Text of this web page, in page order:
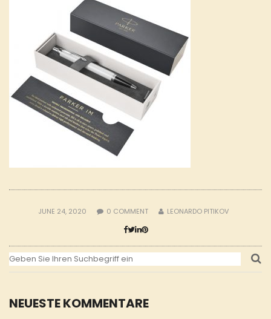
NEUESTE KOMMENTARE
JUNE 24, 2020 0 COMMENT LEONARDO PITIKOV